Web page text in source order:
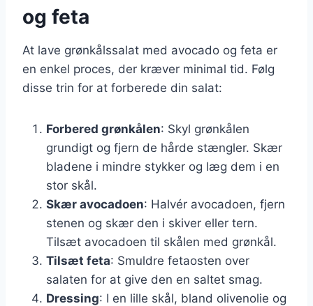
og feta
At lave grønkålssalat med avocado og feta er
en enkel proces, der kræver minimal tid. Følg
disse trin for at forberede din salat:
Forbered grønkålen: Skyl grønkålen
grundigt og fjern de hårde stængler. Skær
bladene i mindre stykker og læg dem i en
stor skål.
Skær avocadoen: Halvér avocadoen, fjern
stenen og skær den i skiver eller tern.
Tilsæt avocadoen til skålen med grønkål.
Tilsæt feta: Smuldre fetaosten over
salaten for at give den en saltet smag.
Dressing: I en lille skål, bland olivenolie og